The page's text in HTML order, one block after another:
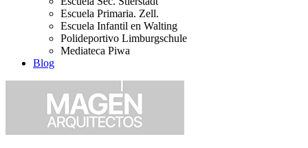
Escuela Primaria. Zell.
Escuela Infantil en Walting
Polideportivo Limburgschule
Mediateca Piwa
Blog